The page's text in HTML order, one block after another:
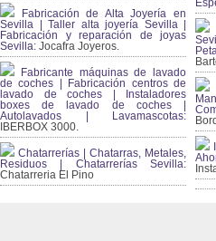
Fabricación de Alta Joyería en
Sevilla | Taller alta joyería Sevilla |
Fabricación y reparación de joyas
Sevilla: Jocafra Joyeros.
Fabricante máquinas de lavado
de coches | Fabricación centros de
lavado de coches | Instaladores
boxes de lavado de coches |
Autolavados | Lavamascotas:
IBERBOX 3000.
Chatarrerías | Chatarras, Metales,
Residuos | Chatarrerías Sevilla:
Chatarreria El Pino